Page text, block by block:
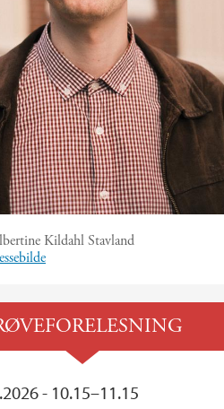
Kildahl Stavland
- 10.15–11.15